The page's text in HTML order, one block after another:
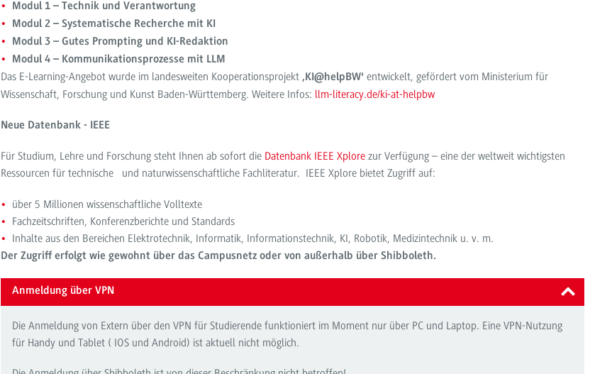
Modul 1 – Technik und Verantwortung
Modul 2 – Systematische Recherche mit KI
Modul 3 – Gutes Prompting und KI-Redaktion
Modul 4 – Kommunikationsprozesse mit LLM
Das E-Learning-Angebot wurde im landesweiten Kooperationsprojekt ‚KI@helpBW' entwickelt, gefördert vom Ministerium für
Wissenschaft, Forschung und Kunst Baden-Württemberg. Weitere Infos: llm-literacy.de/ki-at-helpbw
Neue Datenbank - IEEE
Für Studium, Lehre und Forschung steht Ihnen ab sofort die Datenbank IEEE Xplore zur Verfügung – eine der weltweit wichtigsten
Ressourcen für technische und naturwissenschaftliche Fachliteratur. IEEE Xplore bietet Zugriff auf:
über 5 Millionen wissenschaftliche Volltexte
Fachzeitschriften, Konferenzberichte und Standards
Inhalte aus den Bereichen Elektrotechnik, Informatik, Informationstechnik, KI, Robotik, Medizintechnik u. v. m.
Der Zugriff erfolgt wie gewohnt über das Campusnetz oder von außerhalb über Shibboleth.
Anmeldung über VPN
Die Anmeldung von Extern über den VPN für Studierende funktioniert im Moment nur über PC und Laptop. Eine VPN-Nutzung
für Handy und Tablet ( IOS und Android) ist aktuell nicht möglich.